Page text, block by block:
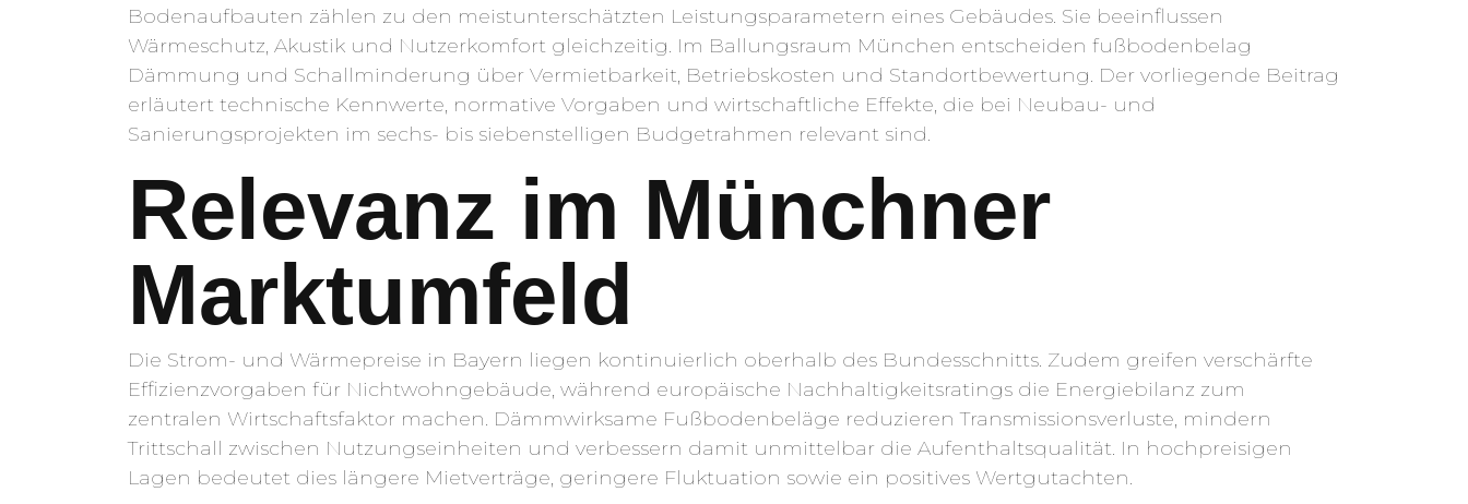
Bodenaufbauten zählen zu den meistunterschätzten Leistungsparametern eines Gebäudes. Sie beeinflussen
Wärmeschutz, Akustik und Nutzerkomfort gleichzeitig. Im Ballungsraum München entscheiden fußbodenbelag
Dämmung und Schallminderung über Vermietbarkeit, Betriebskosten und Standortbewertung. Der vorliegende Beitrag
erläutert technische Kennwerte, normative Vorgaben und wirtschaftliche Effekte, die bei Neubau- und
Sanierungsprojekten im sechs- bis siebenstelligen Budgetrahmen relevant sind.
Relevanz im Münchner
Marktumfeld
Die Strom- und Wärmepreise in Bayern liegen kontinuierlich oberhalb des Bundesschnitts. Zudem greifen verschärfte
Effizienzvorgaben für Nichtwohngebäude, während europäische Nachhaltigkeitsratings die Energiebilanz zum
zentralen Wirtschaftsfaktor machen. Dämmwirksame Fußbodenbeläge reduzieren Transmissionsverluste, mindern
Trittschall zwischen Nutzungseinheiten und verbessern damit unmittelbar die Aufenthaltsqualität. In hochpreisigen
Lagen bedeutet dies längere Mietverträge, geringere Fluktuation sowie ein positives Wertgutachten.